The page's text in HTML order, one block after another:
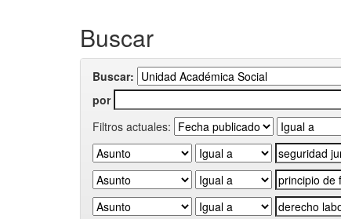
Buscar
Buscar:
por
Filtros actuales: